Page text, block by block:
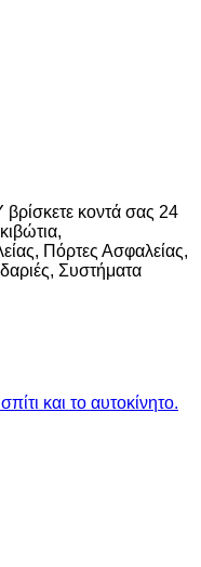
κοντά σας 24
Πόρτες Ασφαλείας,
Συστήματα
και το αυτοκίνητο.